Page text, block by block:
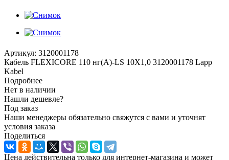
Артикул: 3120001178
Кабель FLEXICORE 110 нг(А)-LS 10X1,0 3120001178 Lapp
Kabel
Подробнее
Нет в наличии
Нашли дешевле?
Под заказ
Наши менеджеры обязательно свяжутся с вами и уточнят
условия заказа
Поделиться
Цена действительна только для интернет-магазина и может